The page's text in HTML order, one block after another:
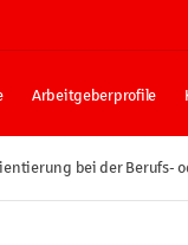
Arbeitgeberprofile
bei der Berufs-